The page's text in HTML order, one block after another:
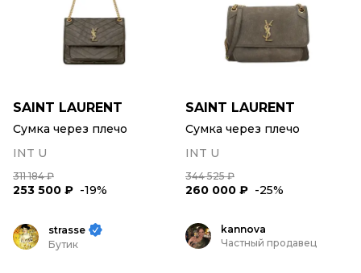
SAINT LAURENT
Сумка через плечо
INT U
311 184 ₽
253 500 ₽ -19%
SAINT LAURENT
Сумка через плечо
INT U
344 525 ₽
260 000 ₽ -25%
strasse
Бутик
kannova
Частный продавец